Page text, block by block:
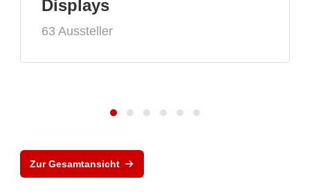
Displays
63 Aussteller
Zur Gesamtansicht